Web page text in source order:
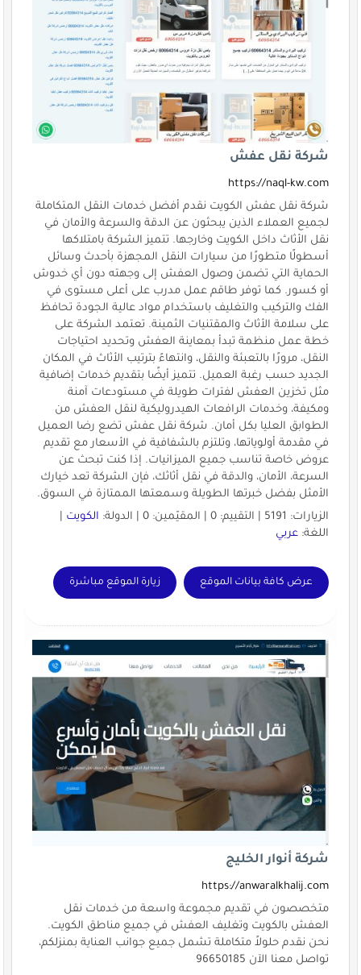
شركة نقل عفش
https://naql-kw.com
شركة نقل عفش الكويت نقدم أفضل خدمات النقل المتكاملة
لجميع العملاء الذين يبحثون عن الدقة والسرعة والأمان في
نقل الأثاث داخل الكويت وخارجها. تتميز الشركة بامتلاكها
أسطولًا متطورًا من سيارات النقل المجهزة بأحدث وسائل
الحماية التي تضمن وصول العفش إلى وجهته دون أي خدوش
أو كسور. كما توفر طاقم عمل مدرب على أعلى مستوى في
الفك والتركيب والتغليف باستخدام مواد عالية الجودة تحافظ
على سلامة الأثاث والمقتنيات الثمينة. تعتمد الشركة على
خطة عمل منظمة تبدأ بمعاينة العفش وتحديد احتياجات
النقل، مرورًا بالتعبئة والنقل، وانتهاءً بترتيب الأثاث في المكان
الجديد حسب رغبة العميل. تتميز أيضًا بتقديم خدمات إضافية
مثل تخزين العفش لفترات طويلة في مستودعات آمنة
ومكيفة، وخدمات الرافعات الهيدروليكية لنقل العفش من
الطوابق العليا بكل أمان. شركة نقل عفش تضع رضا العميل
في مقدمة أولوياتها، وتلتزم بالشفافية في الأسعار مع تقديم
عروض خاصة تناسب جميع الميزانيات. إذا كنت تبحث عن
السرعة، الأمان، والدقة في نقل أثاثك، فإن الشركة تعد خيارك
الأمثل بفضل خبرتها الطويلة وسمعتها الممتازة في السوق.
الزيارات: 5191 | التقييم: 0 | المقيّمين: 0 | الدولة:
الكويت|
اللغة: عربي
عرض كافة بيانات الموقع زيارة الموقع مباشرة
شركة أنوار الخليج
https://anwaralkhalij.com
متخصصون في تقديم مجموعة واسعة من خدمات نقل
العفش بالكويت وتغليف العفش في جميع مناطق الكويت.
نحن نقدم حلولاً متكاملة تشمل جميع جوانب العناية بمنزلكم،
تواصل معنا الآن 96650185